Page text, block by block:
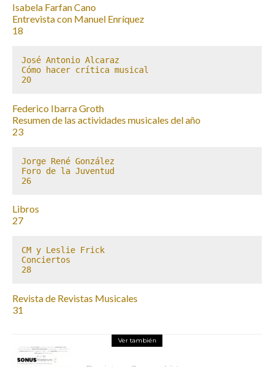
Isabela Farfan Cano
Entrevista con Manuel Enríquez
18
José Antonio Alcaraz
Cómo hacer crítica musical
20
Federico Ibarra Groth
Resumen de las actividades musicales del año
23
Jorge René González
Foro de la Juventud
26
Libros
27
CM y Leslie Frick
Conciertos
28
Revista de Revistas Musicales
31
Ver también